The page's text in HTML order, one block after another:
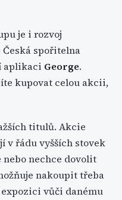
je i rozvoj
Česká spořitelna
aplikaci George.
kupovat celou akcii,
titulů. Akcie
v řádu vyšších stovek
nechce dovolit
nakoupit třeba
vůči danému